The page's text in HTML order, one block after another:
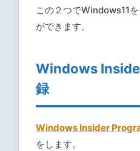
この２つでWindows11
ができます。
Windows
録
Windows Insider
をします。